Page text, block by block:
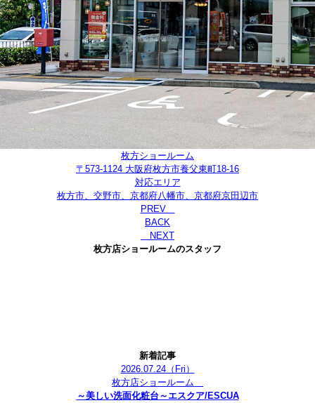
枚方ショールーム
〒573-1124 大阪府枚方市養父東町18-16
対応エリア
枚方市、交野市、京都府八幡市、京都府京田辺市
PREV
BACK
NEXT
枚方店ショールームのスタッフ
新着記事
2026.07.24（Fri）
枚方店ショールーム
～美しい洗面化粧台～エスクア/ESCUA